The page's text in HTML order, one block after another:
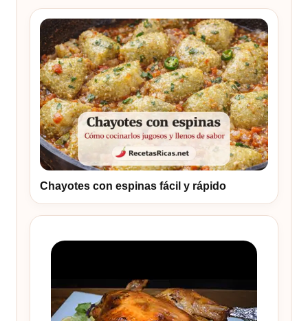
Chayotes con espinas fácil y rápido